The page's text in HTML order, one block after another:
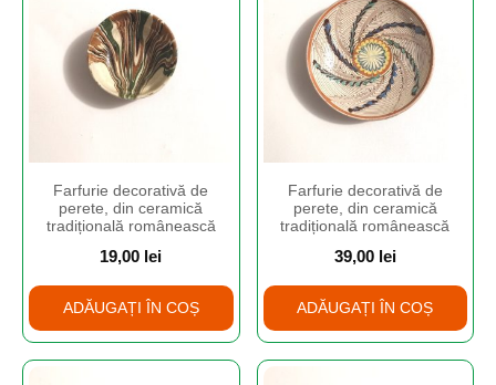
Farfurie decorativă de
perete, din ceramică
tradițională românească
19,00 lei
ADĂUGAȚI ÎN COȘ
Farfurie decorativă de
perete, din ceramică
tradițională românească
39,00 lei
ADĂUGAȚI ÎN COȘ